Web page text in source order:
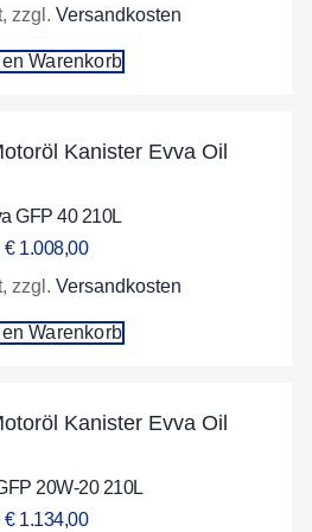
zzgl. Versandkosten
Warenkorb
GFP 40 210L
€1.008,00
zzgl. Versandkosten
Warenkorb
20W-20 210L
€1.134,00